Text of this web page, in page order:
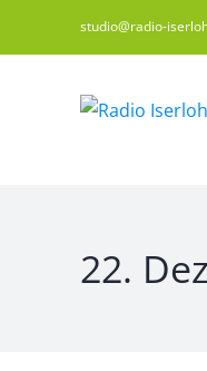
studio@radio-
22.